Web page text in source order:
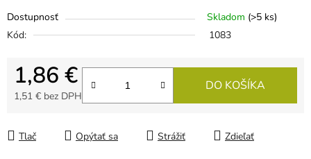
Dostupnosť Skladom (>5 ks)
Kód:
1083
1,86 €
1,51 € bez DPH
DO KOŠÍKA
Tlač Opýtať sa Strážiť Zdieľať